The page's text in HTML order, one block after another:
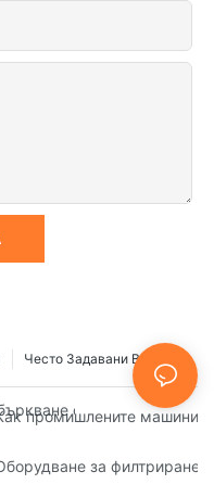
Често Задавани Въпроси
спрямо други
промишлените машини
Иновации,
за филтриране